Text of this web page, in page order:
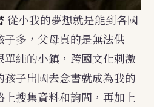
從小我的夢想就是能到各國
多，父母真的是無法供
純的小鎮，跨國文化刺激
子出國去念書就成為我的
搜集資料和詢問，再加上